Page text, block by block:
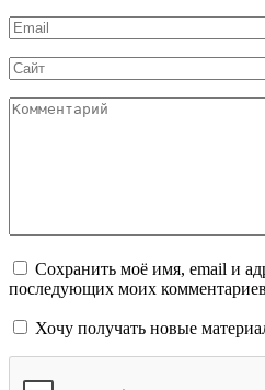
Email
*
Сайт
Комментарий
Сохранить моё имя, email и
последующих моих
Хочу получать новые